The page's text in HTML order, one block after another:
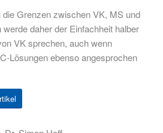
Grenzen zwischen VK, MS und
daher der Einfachheit halber
VK sprechen, auch wenn
Lösungen ebenso angesprochen